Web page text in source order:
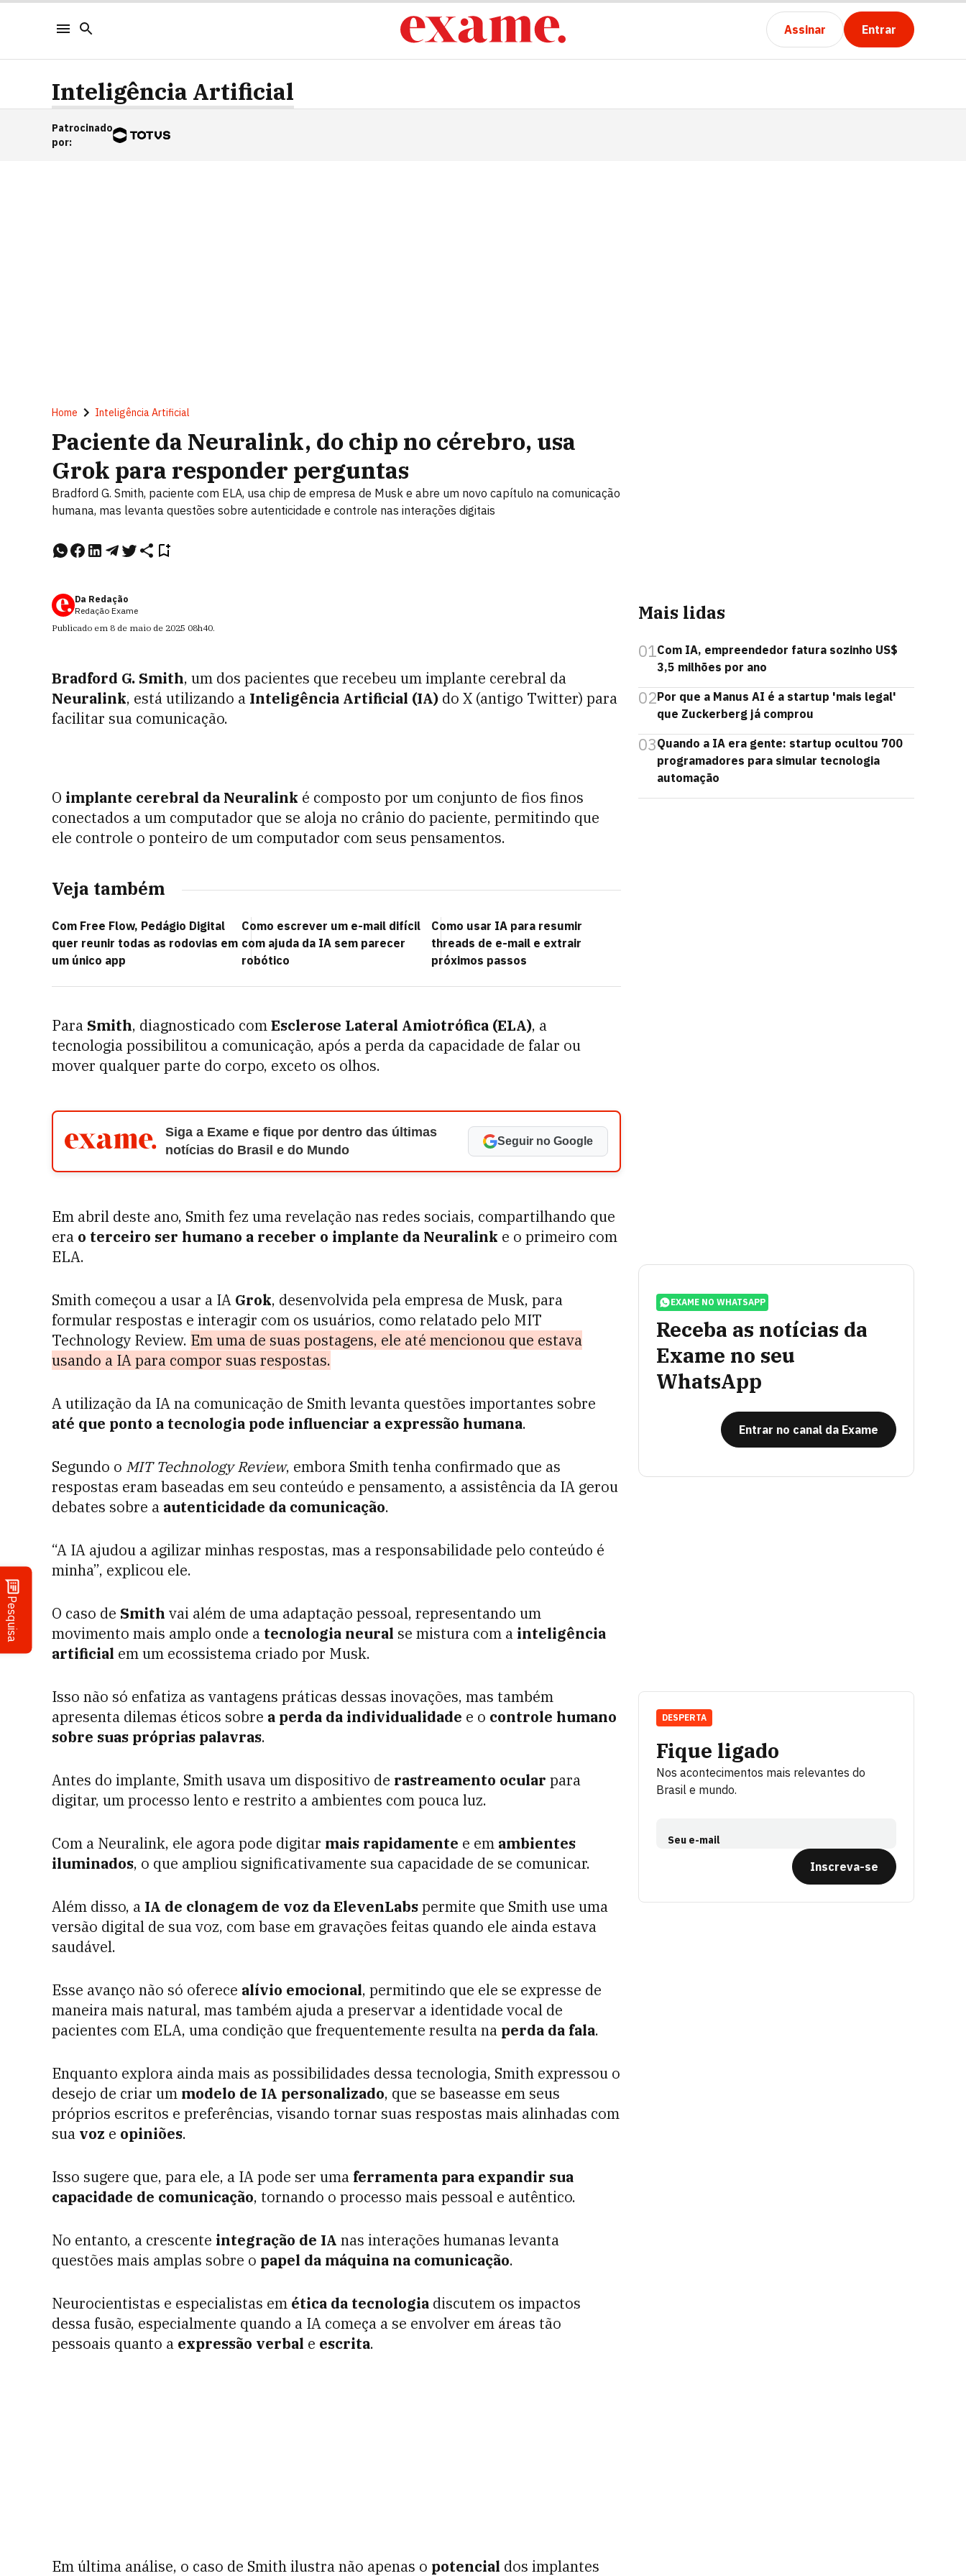
Assinar Entrar
Pesquisa
Inteligência Artificial
Patrocinado
por:
Home Inteligência Artificial
Paciente da Neuralink, do chip no cérebro, usa
Grok para responder perguntas
Bradford G. Smith, paciente com ELA, usa chip de empresa de Musk e abre um novo capítulo na comunicação
humana, mas levanta questões sobre autenticidade e controle nas interações digitais
Da Redação
Redação Exame
Publicado em 8 de maio de 2025 08h40.
Bradford G. Smith, um dos pacientes que recebeu um implante cerebral da
Neuralink, está utilizando a Inteligência Artificial (IA) do X (antigo Twitter) para
facilitar sua comunicação.
O implante cerebral da Neuralink é composto por um conjunto de fios finos
conectados a um computador que se aloja no crânio do paciente, permitindo que
ele controle o ponteiro de um computador com seus pensamentos.
Veja também
Com Free Flow, Pedágio Digital
quer reunir todas as rodovias em
um único app
Como escrever um e-mail difícil
com ajuda da IA sem parecer
robótico
Como usar IA para resumir
threads de e-mail e extrair
próximos passos
Para Smith, diagnosticado comEsclerose Lateral Amiotrófica (ELA), a
tecnologia possibilitou a comunicação, após a perda da capacidade de falar ou
mover qualquer parte do corpo, exceto os olhos.
Siga a Exame e fique por dentro das últimas
notícias do Brasil e do Mundo
Seguir no Google
Em abril deste ano, Smith fez uma revelação nas redes sociais, compartilhando que
era o terceiro ser humano a receber o implante da Neuralink e o primeiro com
ELA.
Smith começou a usar a IA Grok, desenvolvida pela empresa de Musk, para
formular respostas e interagir com os usuários, como relatado pelo MIT
Technology Review. Em uma de suas postagens, ele até mencionou que estava
usando a IA para compor suas respostas.
A utilização da IA na comunicação de Smith levanta questões importantes sobre
até que ponto a tecnologia pode influenciar a expressão humana.
Segundo o MIT Technology Review, embora Smith tenha confirmado que as
respostas eram baseadas em seu conteúdo e pensamento, a assistência da IA gerou
debates sobre a autenticidade da comunicação.
“A IA ajudou a agilizar minhas respostas, mas a responsabilidade pelo conteúdo é
minha”, explicou ele.
O caso de Smith vai além de uma adaptação pessoal, representando um
movimento mais amplo onde a tecnologia neural se mistura com a inteligência
artificial em um ecossistema criado por Musk.
Isso não só enfatiza as vantagens práticas dessas inovações, mas também
apresenta dilemas éticos sobre a perda da individualidade e o controle humano
sobre suas próprias palavras.
Antes do implante, Smith usava um dispositivo de rastreamento ocular para
digitar, um processo lento e restrito a ambientes com pouca luz.
Com a Neuralink, ele agora pode digitar mais rapidamente e em ambientes
iluminados, o que ampliou significativamente sua capacidade de se comunicar.
Além disso, a IA de clonagem de voz da ElevenLabspermite que Smith use uma
versão digital de sua voz, com base em gravações feitas quando ele ainda estava
saudável.
Esse avanço não só oferece alívio emocional, permitindo que ele se expresse de
maneira mais natural, mas também ajuda a preservar a identidade vocal de
pacientes com ELA, uma condição que frequentemente resulta na perda da fala.
Enquanto explora ainda mais as possibilidades dessa tecnologia, Smith expressou o
desejo de criar um modelo de IA personalizado, que se baseasse em seus
próprios escritos e preferências, visando tornar suas respostas mais alinhadas com
sua voz e opiniões.
Isso sugere que, para ele, a IA pode ser uma ferramenta para expandir sua
capacidade de comunicação, tornando o processo mais pessoal e autêntico.
No entanto, a crescente integração de IA nas interações humanas levanta
questões mais amplas sobre o papel da máquina na comunicação.
Neurocientistas e especialistas em ética da tecnologia discutem os impactos
dessa fusão, especialmente quando a IA começa a se envolver em áreas tão
pessoais quanto a expressão verbal e escrita.
Em última análise, o caso de Smith ilustra não apenas o potencial dos implantes
Mais lidas
01Com IA, empreendedor fatura sozinho US$
3,5 milhões por ano
02Por que a Manus AI é a startup 'mais legal'
que Zuckerberg já comprou
03Quando a IA era gente: startup ocultou 700
programadores para simular tecnologia
automação
EXAME NO WHATSAPP
Receba as notícias da
Exame no seu
WhatsApp
Entrar no canal da Exame
Fique ligado
Nos acontecimentos mais relevantes do
Brasil e mundo.
Seu e-mail
Inscreva-se
DESPERTA